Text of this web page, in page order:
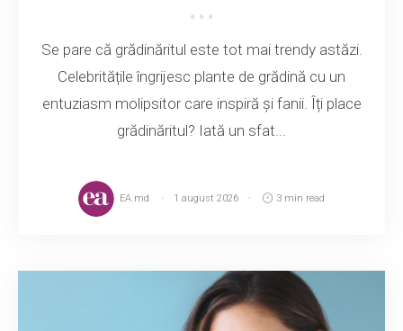
Se pare că grădinăritul este tot mai trendy astăzi.
Celebritățile îngrijesc plante de grădină cu un
entuziasm molipsitor care inspiră și fanii. Îți place
grădinăritul? Iată un sfat...
EA.md 1 august 2026 3 min read